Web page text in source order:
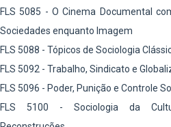
FLS 5085 - O Cinema Documental
Sociedades enquanto Imagem
FLS 5088 - Tópicos de Sociologia
FLS 5092 - Trabalho, Sindicato e
FLS 5096 - Poder, Punição e Controle
FLS 5100 - Sociologia da